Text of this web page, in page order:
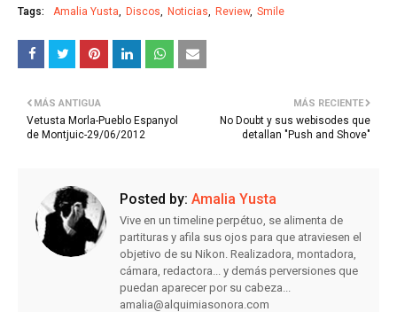
Tags: Amalia Yusta Discos Noticias Review Smile
MÁS RECIENTE
No Doubt y sus webisodes que
detallan "Push and Shove"
MÁS ANTIGUA
Vetusta Morla-Pueblo Espanyol
de Montjuic-29/06/2012
Posted by: Amalia Yusta
Vive en un timeline perpétuo, se alimenta de
partituras y afila sus ojos para que atraviesen el
objetivo de su Nikon. Realizadora, montadora,
cámara, redactora... y demás perversiones que
puedan aparecer por su cabeza...
amalia@alquimiasonora.com